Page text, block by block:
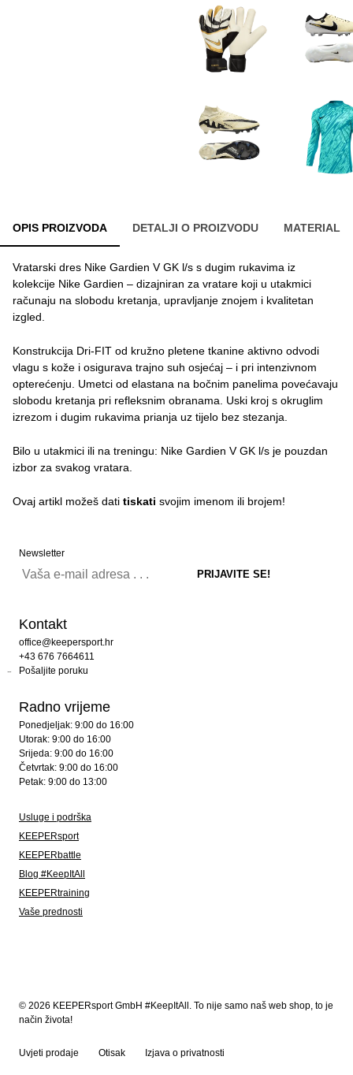
OPIS PROIZVODA DETALJI O PROIZVODU MATERIAL
Vratarski dres Nike Gardien V GK l/s s dugim rukavima iz
kolekcije Nike Gardien – dizajniran za vratare koji u utakmici
računaju na slobodu kretanja, upravljanje znojem i kvalitetan
izgled.
Konstrukcija Dri-FIT od kružno pletene tkanine aktivno odvodi
vlagu s kože i osigurava trajno suh osjećaj – i pri intenzivnom
opterećenju. Umetci od elastana na bočnim panelima povećavaju
slobodu kretanja pri refleksnim obranama. Uski kroj s okruglim
izrezom i dugim rukavima prianja uz tijelo bez stezanja.
Bilo u utakmici ili na treningu: Nike Gardien V GK l/s je pouzdan
izbor za svakog vratara.
Ovaj artikl možeš dati tiskati svojim imenom ili brojem!
Newsletter
Kontakt
office@keepersport.hr
+43 676 7664611
Pošaljite poruku
Radno vrijeme
Ponedjeljak: 9:00 do 16:00
Utorak: 9:00 do 16:00
Srijeda: 9:00 do 16:00
Četvrtak: 9:00 do 16:00
Petak: 9:00 do 13:00
Usluge i podrška
KEEPERsport
KEEPERbattle
Blog #KeepItAll
KEEPERtraining
Vaše prednosti
© 2026 KEEPERsport GmbH #KeepItAll. To nije samo naš web shop, to je
način života!
Uvjeti prodaje Otisak Izjava o privatnosti